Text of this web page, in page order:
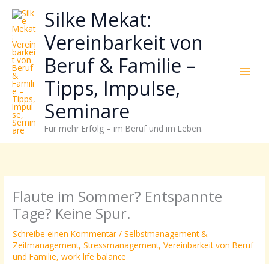
Zum
Inhalt
springen
Silke Mekat:
Vereinbarkeit von
Beruf & Familie –
Tipps, Impulse,
Seminare
Für mehr Erfolg – im Beruf und im Leben.
Flaute im Sommer? Entspannte
Tage? Keine Spur.
Schreibe einen Kommentar /Selbstmanagement &
Zeitmanagement,Stressmanagement,Vereinbarkeit von Beruf
und Familie,work life balance
wie
sich
Stress
reduzieren
Energie
gezielter
einsetzen
lässt?
Einfach